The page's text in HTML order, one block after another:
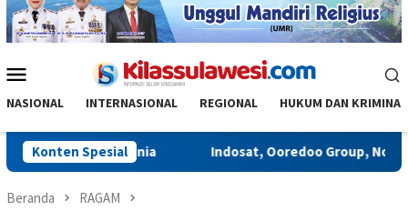
Mobile
NASIONAL INTERNASIONAL REGIONAL HUKUM DAN KRIMINAL
Konten Spesial
Kelas Dunia Indosat, Ooredoo Group, Nokia, dan
Beranda RAGAM